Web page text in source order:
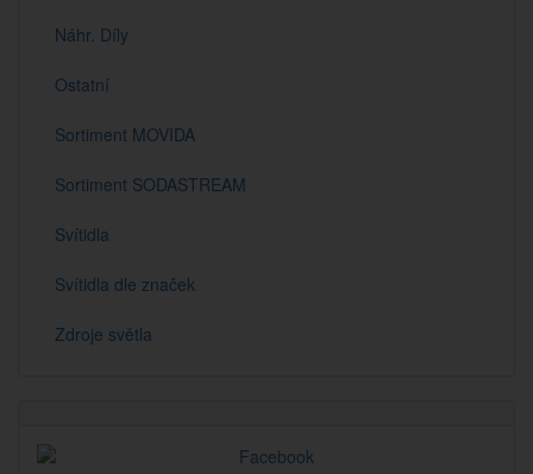
Náhr. Díly
Ostatní
Sortiment MOVIDA
Sortiment SODASTREAM
Svítidla
Svítidla dle značek
Zdroje světla